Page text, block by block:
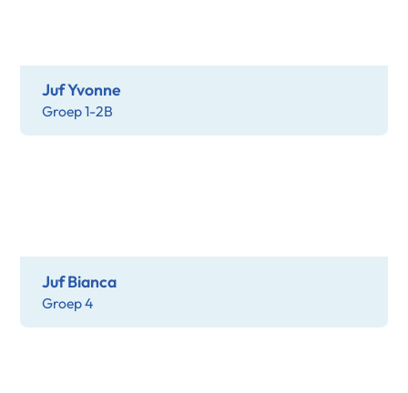
Juf Yvonne
Groep 1-2B
Juf Bianca
Groep 4